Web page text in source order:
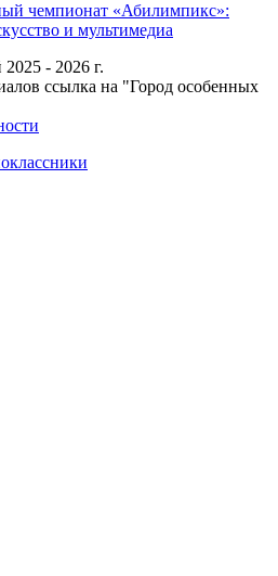
чемпионат «Абилимпикс»:
и мультимедиа
- 2026 г.
ссылка на "Город особенных